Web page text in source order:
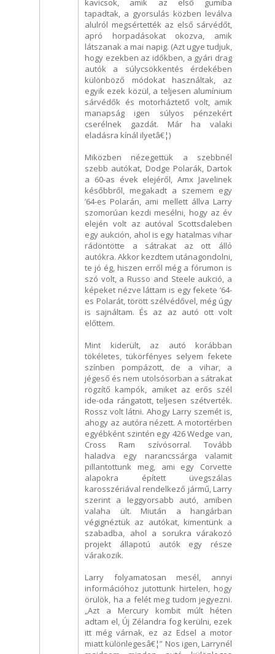
kavicsok, amik az első gumiba
tapadtak, a gyorsulás közben leválva
alulról megsértették az első sárvédőt,
apró horpadásokat okozva, amik
látszanak a mai napig. (Azt ugye tudjuk,
hogy ezekben az időkben, a gyári drag
autók a súlycsökkentés érdekében
különböző módokat használtak, az
egyik ezek közül, a teljesen alumínium
sárvédők és motorháztető volt, amik
manapság igen súlyos pénzekért
cserélnek gazdát. Már ha valaki
eladásra kínál ilyetâ€¦)
Miközben nézegettük a szebbnél
szebb autókat, Dodge Polarák, Dartok
a 60-as évek elejéről, Amx Javelinek
későbbről, megakadt a szemem egy
’64-es Polarán, ami mellett állva Larry
szomorúan kezdi mesélni, hogy az év
elején volt az autóval Scottsdaleben
egy aukción, ahol is egy hatalmas vihar
rádöntötte a sátrakat az ott álló
autókra. Akkor kezdtem utánagondolni,
te jó ég, hiszen erről még a fórumon is
szó volt, a Russo and Steele aukció, a
képeket nézve láttam is egy fekete ’64-
es Polarát, törött szélvédővel, még úgy
is sajnáltam. És az az autó ott volt
előttem.
Mint kiderült, az autó korábban
tökéletes, tükörfényes selyem fekete
színben pompázott, de a vihar, a
jégeső és nem utolsósorban a sátrakat
rögzítő kampók, amiket az erős szél
ide-oda rángatott, teljesen szétverték.
Rossz volt látni. Ahogy Larry szemét is,
ahogy az autóra nézett. A motortérben
egyébként szintén egy 426 Wedge van,
Cross Ram szívósorral. Tovább
haladva egy narancssárga valamit
pillantottunk meg, ami egy Corvette
alapokra épített üvegszálas
karosszériával rendelkező jármű, Larry
szerint a leggyorsabb autó, amiben
valaha ült. Miután a hangárban
végignéztük az autókat, kimentünk a
szabadba, ahol a sorukra várakozó
projekt állapotú autók egy része
várakozik.
Larry folyamatosan mesél, annyi
információhoz jutottunk hirtelen, hogy
örülök, ha a felét meg tudom jegyezni.
„Azt a Mercury kombit múlt héten
adtam el, Új Zélandra fog kerülni, ezek
itt még várnak, ez az Edsel a motor
miatt különlegesâ€¦” Nos igen, Larrynél